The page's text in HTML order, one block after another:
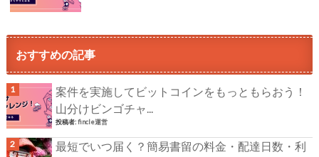
おすすめの記事
案件を実施してビットコインをもっともらおう！
山分けビンゴチャ...
投稿者:fincle運営
最短でいつ届く？簡易書留の料金・配達日数・利